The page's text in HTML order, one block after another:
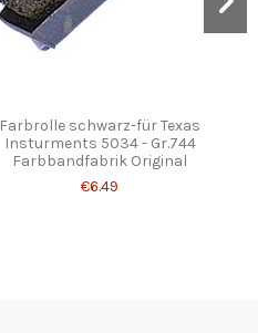
Farbrolle schwarz-für Texas
Insturments 5034 - Gr.744
Farbbandfabrik Original
€6.49